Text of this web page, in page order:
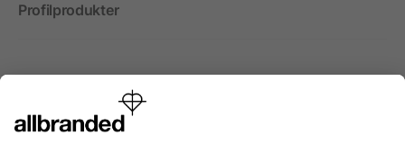
Profilprodukter
Internationellt